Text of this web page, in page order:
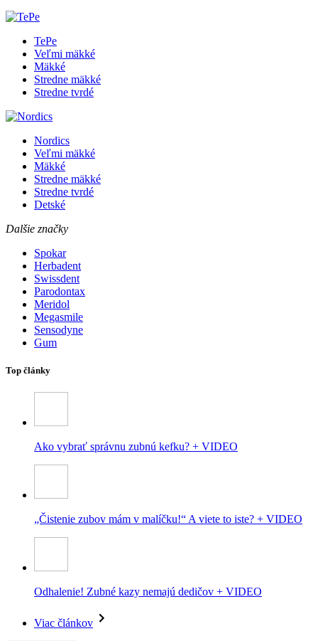
TePe
Veľmi mäkké
Mäkké
Stredne mäkké
Stredne tvrdé
Nordics
Veľmi mäkké
Mäkké
Stredne mäkké
Stredne tvrdé
Detské
Dalšie značky
Spokar
Herbadent
Swissdent
Parodontax
Meridol
Megasmile
Sensodyne
Gum
Top články
Ako vybrať správnu zubnú kefku? + VIDEO
„Čistenie zubov mám v malíčku!“ A viete to iste? + VIDEO
Odhalenie! Zubné kazy nemajú dedičov + VIDEO
Viac článkov